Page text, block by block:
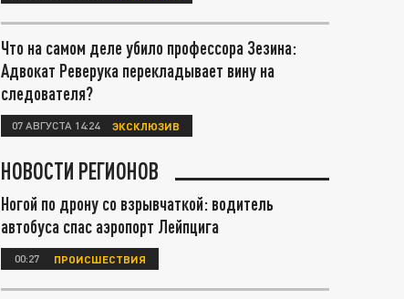
Что на самом деле убило профессора Зезина:
Адвокат Реверука перекладывает вину на
следователя?
07 АВГУСТА 14:24 ЭКСКЛЮЗИВ
НОВОСТИ РЕГИОНОВ
Ногой по дрону со взрывчаткой: водитель
автобуса спас аэропорт Лейпцига
00:27 ПРОИСШЕСТВИЯ